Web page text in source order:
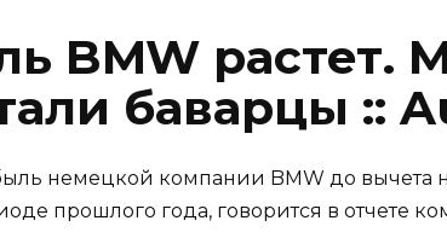
BMW растет.
баварцы ::
немецкой компании BMW до вычета
прошлого года, говорится в отчете